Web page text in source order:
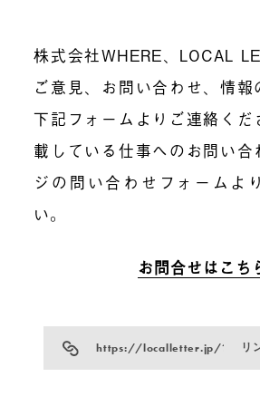
株式会社WHERE、LOCAL
ご意見、お問い合わせ、情報
下記フォームよりご連絡くだ
載している仕事へのお問い合
ジの問い合わせフォームよ
い。
お問合せはこち
https://localletter.jp/ リ